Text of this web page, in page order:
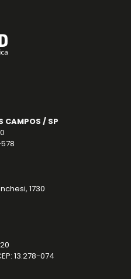
CAMPOS / SP
1730
13.278-074